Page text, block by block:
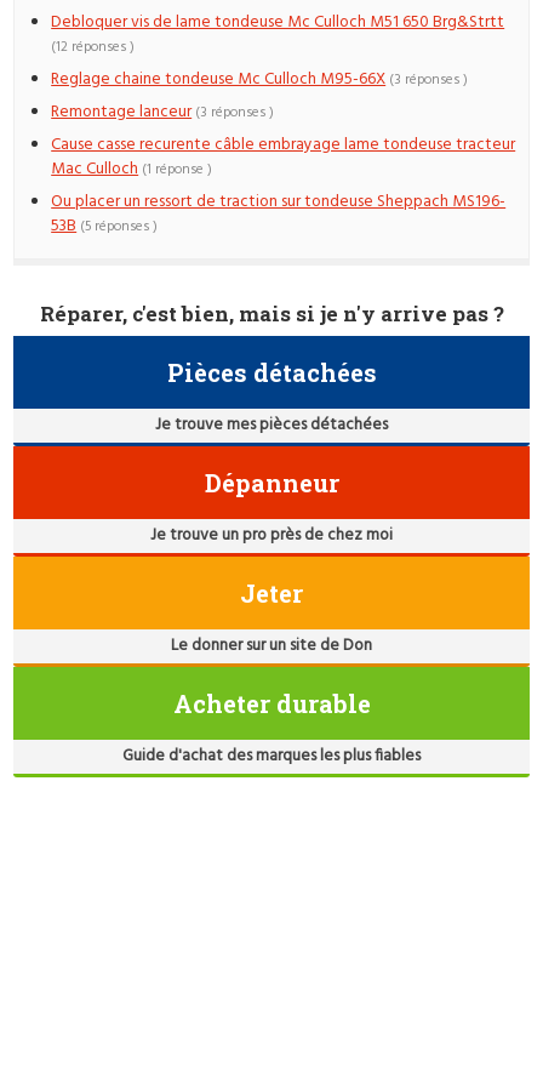
Debloquer vis de lame tondeuse Mc Culloch M51 650 Brg&Strtt
(12 réponses )
Reglage chaine tondeuse Mc Culloch M95-66X (3 réponses )
Remontage lanceur (3 réponses )
Cause casse recurente câble embrayage lame tondeuse tracteur
Mac Culloch (1 réponse )
Ou placer un ressort de traction sur tondeuse Sheppach MS196-
53B (5 réponses )
Réparer, c'est bien, mais si je n'y arrive pas ?
Pièces détachées
Je trouve mes pièces détachées
Dépanneur
Je trouve un pro près de chez moi
Jeter
Le donner sur un site de Don
Acheter durable
Guide d'achat des marques les plus fiables